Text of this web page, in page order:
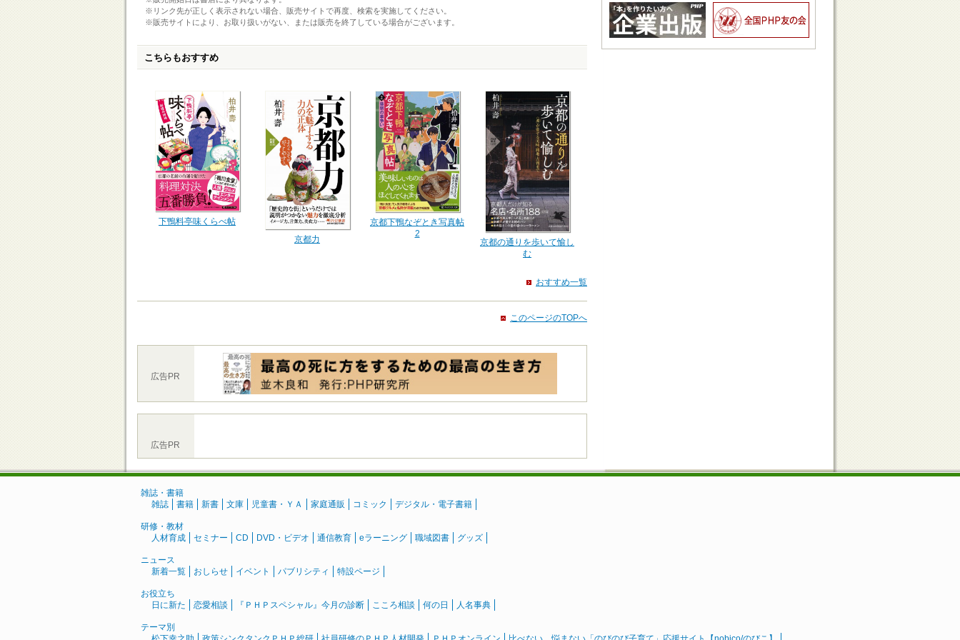
※リンク先が正しく表示されない場合、販売サイトで再度、検索を実施してください。
※販売サイトにより、お取り扱いがない、または販売を終了している場合がございます。
こちらもおすすめ
下鴨料亭味くらべ帖
京都力
京都下鴨なぞとき写真帖
2
京都の通りを歩いて愉し
む
おすすめ一覧
このページのTOPへ
広告PR
広告PR
雑誌・書籍
雑誌
書籍 新書 文庫 児童書・ＹＡ 家庭通販 コミック デジタル・電子書籍
研修・教材
人材育成
セミナー CD DVD・ビデオ 通信教育 eラーニング 職域図書 グッズ
ニュース
新着一覧
おしらせ イベント パブリシティ 特設ページ
お役立ち
日に新た
恋愛相談 『ＰＨＰスペシャル』今月の診断 こころ相談 何の日 人名事典
テーマ別